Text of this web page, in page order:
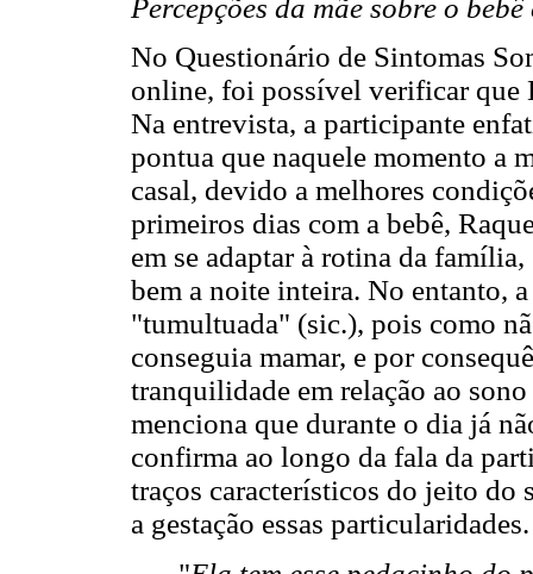
Percepções da mãe sobre o
No Questionário de Sintomas
online, foi possível verificar que
Na entrevista, a participante
pontua que naquele momento a
casal, devido a melhores
primeiros dias com a bebê,
em se adaptar à rotina da
bem a noite inteira. No entanto,
"tumultuada" (sic.), pois como
conseguia mamar, e por
tranquilidade em relação ao
menciona que durante o dia já
confirma ao longo da fala da
traços característicos do jeito do
a gestação essas particularidades.